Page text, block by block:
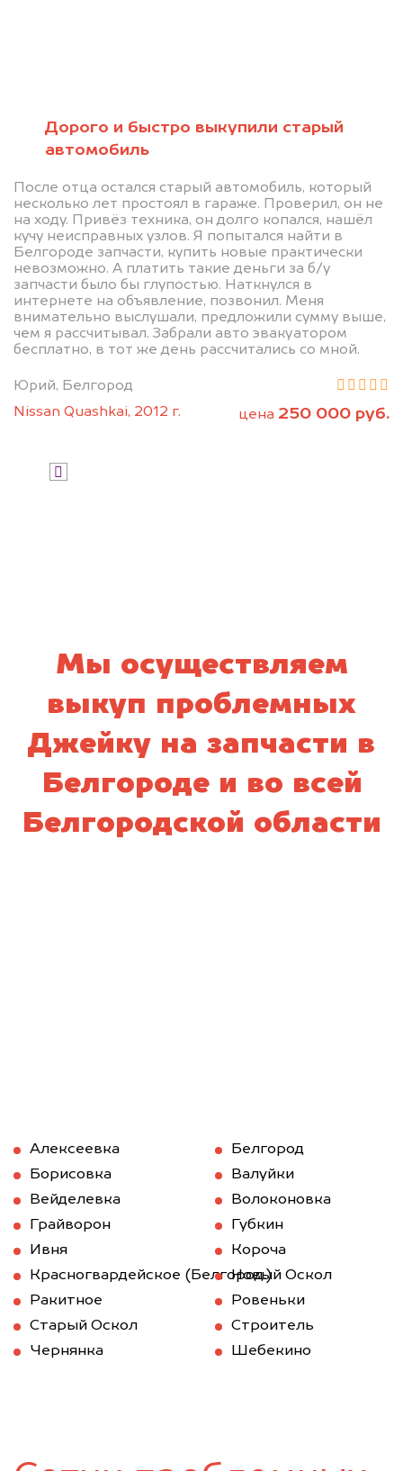
Дорого и быстро выкупили старый
автомобиль
После отца остался старый автомобиль, который
несколько лет простоял в гараже. Проверил, он не
на ходу. Привёз техника, он долго копался, нашёл
кучу неисправных узлов. Я попытался найти в
Белгороде запчасти, купить новые практически
невозможно. А платить такие деньги за б/у
запчасти было бы глупостью. Наткнулся в
интернете на объявление, позвонил. Меня
внимательно выслушали, предложили сумму выше,
чем я рассчитывал. Забрали авто эвакуатором
бесплатно, в тот же день рассчитались со мной.
Юрий, Белгород
Nissan Quashkai, 2012 г.
цена 250 000 руб.
Узнайте стоимость проблемного
Мы купим ваше авто на 20.000 руб.
дороже, чем предлагают на
автоаукционах.
Узнать стоимость
Мы осуществляем
выкуп проблемных
Джейку на запчасти в
Белгороде и во всей
Белгородской области
Алексеевка
Белгород
Борисовка
Валуйки
Вейделевка
Волоконовка
Грайворон
Губкин
Ивня
Короча
Красногвардейское (Белгород.)Новый Оскол
Ракитное
Ровеньки
Старый Оскол
Строитель
Чернянка
Шебекино